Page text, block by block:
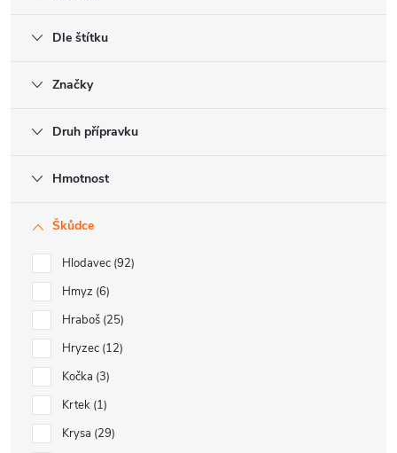
Dle štítku
Značky
Druh přípravku
Hmotnost
Škůdce
Hlodavec 92
Hmyz 6
Hraboš 25
Hryzec 12
Kočka 3
Krtek 1
Krysa 29